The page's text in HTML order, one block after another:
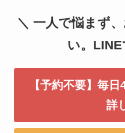
＼ 一人で悩まず
い。
【予約不要】毎
詳